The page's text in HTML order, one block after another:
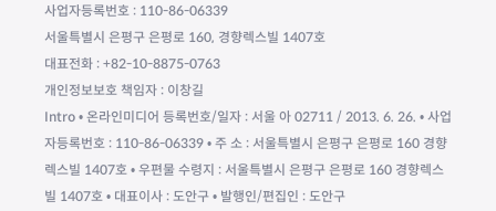
사업자등록번호 : 110-86-06339
서울특별시 은평구 은평로 160, 경향렉스빌 1407호
대표전화 : +82-10-8875-0763
개인정보보호 책임자 : 이창길
Intro • 온라인미디어 등록번호/일자 : 서울 아 02711 / 2013. 6. 26. • 사업
자등록번호 : 110-86-06339 • 주 소 : 서울특별시 은평구 은평로 160 경향
렉스빌 1407호 • 우편물 수령지 : 서울특별시 은평구 은평로 160 경향렉스
빌 1407호 • 대표이사 : 도안구 • 발행인/편집인 : 도안구